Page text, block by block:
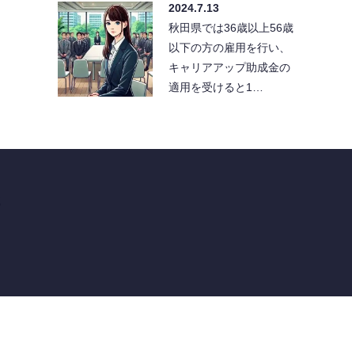
2024.7.13
秋田県では36歳以上56歳
以下の方の雇用を行い、
キャリアアップ助成金の
適用を受けると1…